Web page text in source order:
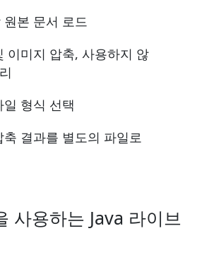
원본 문서 로드
이미지 압축, 사용하지 않
일 형식 선택
축 결과를 별도의 파일로
사용하는 Java 라이브